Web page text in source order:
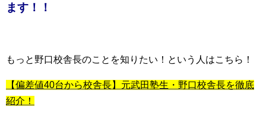
ます！！
もっと野口校舎長のことを知りたい！という人はこちら！
【偏差値40台から校舎長】元武田塾生・野口校舎長を徹底
紹介！